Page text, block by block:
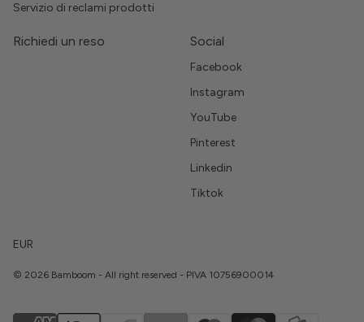
Servizio di reclami prodotti
Richiedi un reso Social
Facebook
Instagram
YouTube
Pinterest
Linkedin
Tiktok
EUR
© 2026 Bamboom - All right reserved - PIVA 10756900014